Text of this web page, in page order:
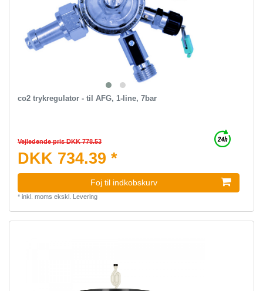
co2 trykregulator - til AFG, 1-line, 7bar
Vejledende pris DKK 778.53
DKK 734.39 *
Foj til indkobskurv
* inkl. moms ekskl. Levering